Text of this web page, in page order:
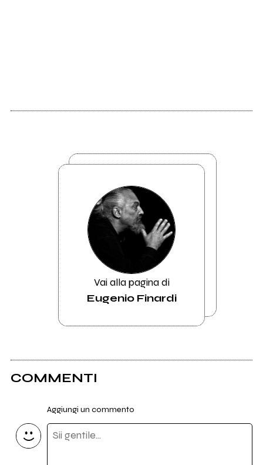
Vai alla pagina di
Eugenio Finardi
COMMENTI
Aggiungi un commento